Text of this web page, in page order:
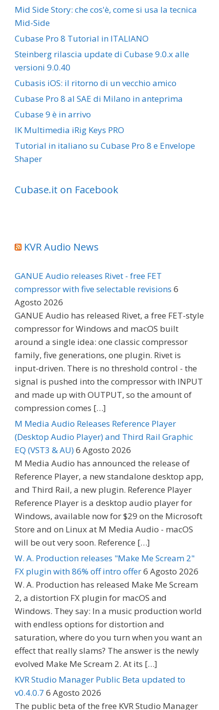
Mid Side Story: che cos'è, come si usa la tecnica
Mid-Side
Cubase Pro 8 Tutorial in ITALIANO
Steinberg rilascia update di Cubase 9.0.x alle
versioni 9.0.40
Cubasis iOS: il ritorno di un vecchio amico
Cubase Pro 8 al SAE di Milano in anteprima
Cubase 9 è in arrivo
IK Multimedia iRig Keys PRO
Tutorial in italiano su Cubase Pro 8 e Envelope
Shaper
Cubase.it on Facebook
KVR Audio News
GANUE Audio releases Rivet - free FET
compressor with five selectable revisions 6
Agosto 2026
GANUE Audio has released Rivet, a free FET-style
compressor for Windows and macOS built
around a single idea: one classic compressor
family, five generations, one plugin. Rivet is
input-driven. There is no threshold control - the
signal is pushed into the compressor with INPUT
and made up with OUTPUT, so the amount of
compression comes […]
M Media Audio Releases Reference Player
(Desktop Audio Player) and Third Rail Graphic
EQ (VST3 & AU)6 Agosto 2026
M Media Audio has announced the release of
Reference Player, a new standalone desktop app,
and Third Rail, a new plugin. Reference Player
Reference Player is a desktop audio player for
Windows, available now for $29 on the Microsoft
Store and on Linux at M Media Audio - macOS
will be out very soon. Reference […]
W. A. Production releases "Make Me Scream 2"
FX plugin with 86% off intro offer6 Agosto 2026
W. A. Production has released Make Me Scream
2, a distortion FX plugin for macOS and
Windows. They say: In a music production world
with endless options for distortion and
saturation, where do you turn when you want an
effect that really slams? The answer is the newly
evolved Make Me Scream 2. At its […]
KVR Studio Manager Public Beta updated to
v0.4.0.7 6 Agosto 2026
The public beta of the free KVR Studio Manager